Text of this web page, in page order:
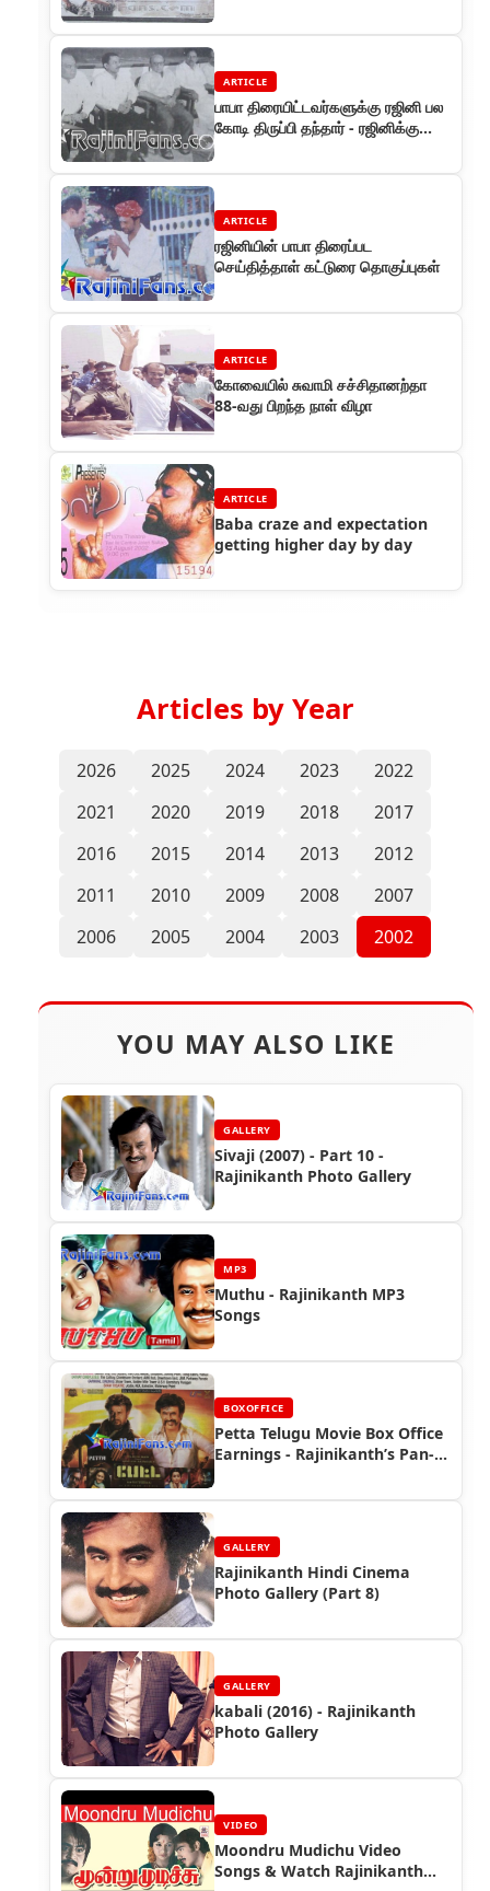
ஆடியோ
ARTICLE
பாபா திரையிட்டவர்களுக்கு ரஜினி பல
கோடி திருப்பி தந்தார் - ரஜினிக்கு
ARTICLE
ரஜினியின் பாபா திரைப்பட
செய்தித்தாள் கட்டுரை தொகுப்புகள்
ARTICLE
கோவையில் சுவாமி சச்சிதானற்தா
88-வது பிறந்த நாள் விழா
ARTICLE
Baba craze and expectation
getting higher day by day
Articles by Year
2026 2025 2024 2023
2022
2021
2020 2019 2018
2017
2016
2015 2014 2013
2012
2011
2010 2009 2008
2007
2006
2005 2004 2003 2002
YOU MAY ALSO LIKE
GALLERY
Sivaji (2007) - Part 10 -
Rajinikanth Photo Gallery
MP3
Muthu - Rajinikanth MP3
Songs
BOXOFFICE
Petta Telugu Movie Box Office
Earnings - Rajinikanth’s Pan-
GALLERY
Rajinikanth Hindi Cinema
Photo Gallery (Part 8)
GALLERY
kabali (2016) - Rajinikanth
Photo Gallery
VIDEO
Moondru Mudichu Video
Songs & Watch Rajinikanth